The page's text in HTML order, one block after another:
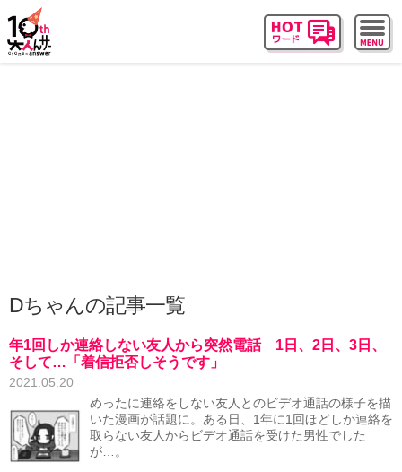
Dちゃんの記事一覧
年1回しか連絡しない友人から突然電話 1日、2日、3日、
そして…「着信拒否しそうです」
2021.05.20
めったに連絡をしない友人とのビデオ通話の様子を描
いた漫画が話題に。ある日、1年に1回ほどしか連絡を
取らない友人からビデオ通話を受けた男性でした
が…。